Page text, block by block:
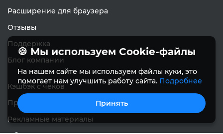
Расширение для браузера
Отзывы
Поддержка
Блог компании
Кэшбэк с чеков
Приводи друзей
Рекламные материалы
🍪 Мы используем Cookie-файлы
На нашем сайте мы используем файлы куки, это
помогает нам улучшить работу сайта. Подробнее
Принять